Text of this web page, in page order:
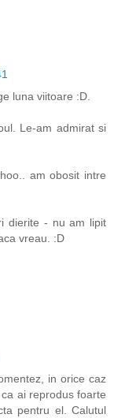
luna viitoare :D.
Le-am admirat si
am obosit intre
dierite - nu am lipit
vreau. :D
in orice caz
ai reprodus foarte
pentru el. Calutul